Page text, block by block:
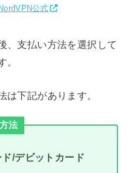
NordVPN公式
、支払い方法を選択して
。
は下記があります。
法
/デビットカード